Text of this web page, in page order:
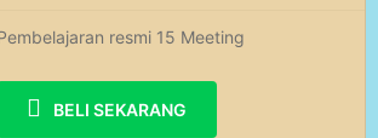
resmi 15 Meeting
BELI SEKARANG